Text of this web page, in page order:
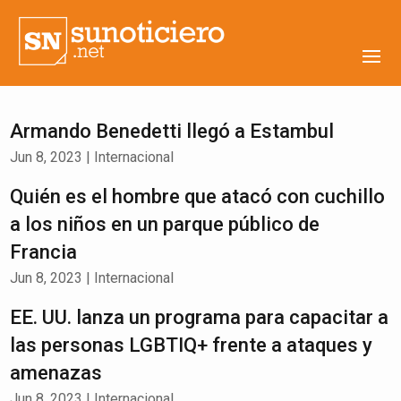
Armando Benedetti llegó a Estambul
Jun 8, 2023 | Internacional
Quién es el hombre que atacó con cuchillo
a los niños en un parque público de
Francia
Jun 8, 2023 | Internacional
EE. UU. lanza un programa para capacitar a
las personas LGBTIQ+ frente a ataques y
amenazas